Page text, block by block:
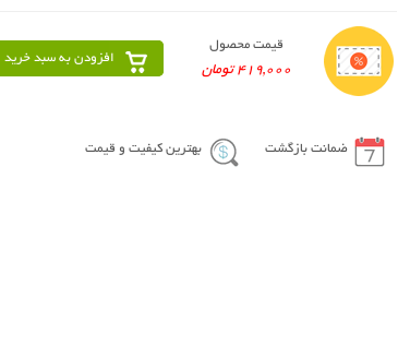
قیمت محصول
419,000 تومان
افزودن به سبد خرید
ضمانت بازگشت بهترین کیفیت و قیمت